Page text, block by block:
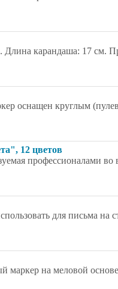
карандаша: 17 cм.
оснащен круглым
12 цветов
профессионалами
для письма на
на меловой